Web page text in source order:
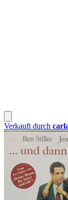
Verkauft durch